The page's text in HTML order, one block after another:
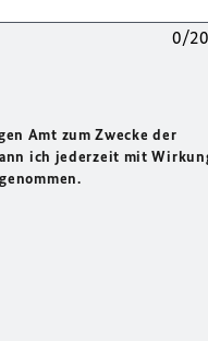
0/
Amt zum Zwecke der
ich jederzeit mit